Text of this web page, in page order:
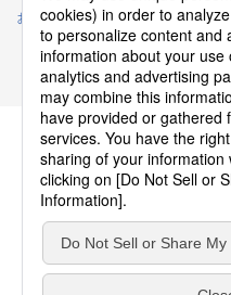
お問い合わせ
プライバシーポリ
ソーシャルメディアポリシー